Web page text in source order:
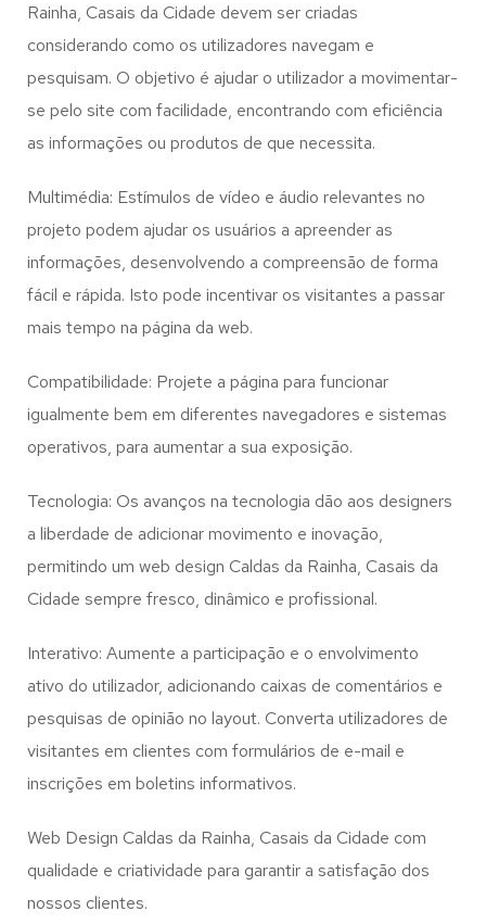
Rainha, Casais da Cidade devem ser criadas
considerando como os utilizadores navegam e
pesquisam. O objetivo é ajudar o utilizador a movimentar-
se pelo site com facilidade, encontrando com eficiência
as informações ou produtos de que necessita.
Multimédia: Estímulos de vídeo e áudio relevantes no
projeto podem ajudar os usuários a apreender as
informações, desenvolvendo a compreensão de forma
fácil e rápida. Isto pode incentivar os visitantes a passar
mais tempo na página da web.
Compatibilidade: Projete a página para funcionar
igualmente bem em diferentes navegadores e sistemas
operativos, para aumentar a sua exposição.
Tecnologia: Os avanços na tecnologia dão aos designers
a liberdade de adicionar movimento e inovação,
permitindo um web design Caldas da Rainha, Casais da
Cidade sempre fresco, dinâmico e profissional.
Interativo: Aumente a participação e o envolvimento
ativo do utilizador, adicionando caixas de comentários e
pesquisas de opinião no layout. Converta utilizadores de
visitantes em clientes com formulários de e-mail e
inscrições em boletins informativos.
Web Design Caldas da Rainha, Casais da Cidade com
qualidade e criatividade para garantir a satisfação dos
nossos clientes.